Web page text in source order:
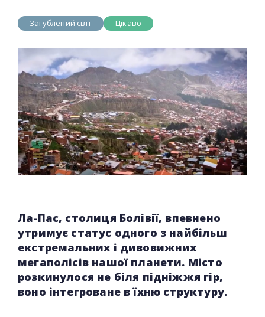
Загублений світ Цікаво
Ла-Пас, столиця Болівії, впевнено
утримує статус одного з найбільш
екстремальних і дивовижних
мегаполісів нашої планети. Місто
розкинулося не біля підніжжя гір,
воно інтегроване в їхню структуру.